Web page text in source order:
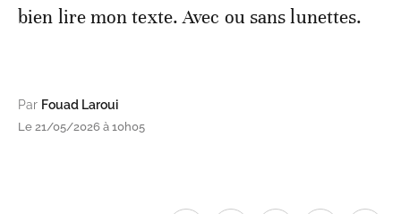
bien lire mon texte. Avec ou sans lunettes.
Par Fouad Laroui
Le 21/05/2026 à 10h05